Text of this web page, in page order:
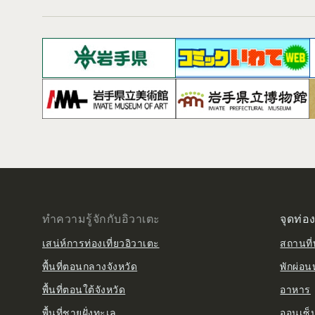
ทำความรู้จักกับอิวาเตะ
เสน่ห์การท่องเที่ยวอิวาเตะ
พื้นที่ตอนกลางจังหวัด
พื้นที่ตอนใต้จังหวัด
พื้นที่ชายฝั่งทะเล
จุดท่อ
สถานที่
พักผ่อน
อาหาร
ออนเซ็